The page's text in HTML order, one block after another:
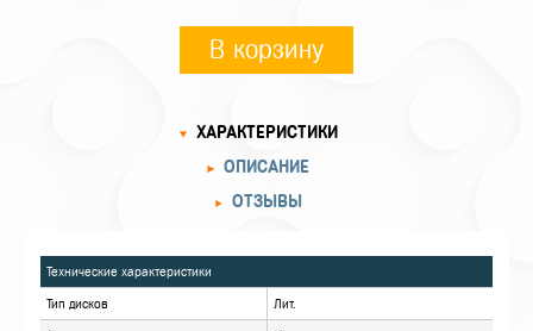
В корзину
ОПИСАНИЕ